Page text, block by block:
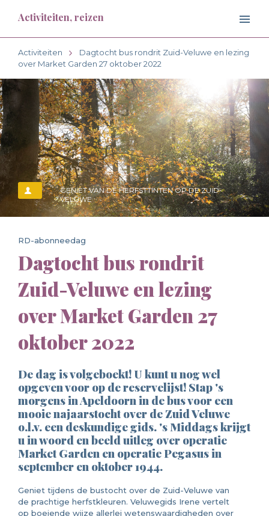
Activiteiten, reizen
Activiteiten
Dagtocht bus rondrit Zuid-Veluwe en lezing
over Market Garden 27 oktober 2022
GENIET VAN DE HERFSTTINTEN OP DE ZUID-
VELUWE
RD-abonneedag
Dagtocht bus rondrit
Zuid-Veluwe en lezing
over Market Garden 27
oktober 2022
De dag is volgeboekt! U kunt u nog wel
opgeven voor op de reservelijst! Stap 's
morgens in Apeldoorn in de bus voor een
mooie najaarstocht over de Zuid Veluwe
o.l.v. een deskundige gids. 's Middags krijgt
u in woord en beeld uitleg over operatie
Market Garden en operatie Pegasus in
september en oktober 1944.
Geniet tijdens de bustocht over de Zuid-Veluwe van
de prachtige herfstkleuren. Veluwegids Irene vertelt
op boeiende wijze allerlei wetenswaardigheden over